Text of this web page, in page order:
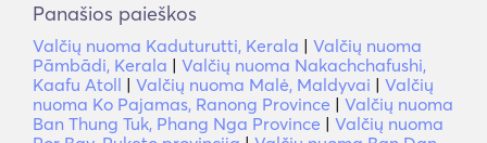
Panašios paieškos
Valčių nuoma Kaduturutti, Kerala | Valčių nuoma
Pāmbādi, Kerala | Valčių nuoma Nakachchafushi,
Kaafu Atoll | Valčių nuoma Malė, Maldyvai | Valčių
nuoma Ko Pajamas, Ranong Province | Valčių nuoma
Ban Thung Tuk, Phang Nga Province | Valčių nuoma